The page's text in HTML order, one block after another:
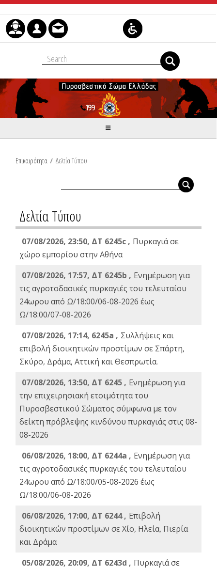
Μετάβαση στο περιεχόμενο
Επικαιρότητα / Δελτία Τύπου
Δελτία Τύπου
07/08/2026, 23:50, ΔΤ 6245c , Πυρκαγιά σε
χώρο εμπορίου στην Αθήνα
07/08/2026, 17:57, ΔΤ 6245b , Ενημέρωση για
τις αγροτοδασικές πυρκαγιές του τελευταίου
24ωρου από Ω/18:00/06-08-2026 έως
Ω/18:00/07-08-2026
07/08/2026, 17:14, 6245a , Συλλήψεις και
επιβολή διοικητικών προστίμων σε Σπάρτη,
Σκύρο, Δράμα, Αττική και Θεσπρωτία.
07/08/2026, 13:50, ΔΤ 6245 , Ενημέρωση για
την επιχειρησιακή ετοιμότητα του
Πυροσβεστικού Σώματος σύμφωνα με τον
δείκτη πρόβλεψης κινδύνου πυρκαγιάς στις 08-
08-2026
06/08/2026, 18:00, ΔΤ 6244a , Ενημέρωση για
τις αγροτοδασικές πυρκαγιές του τελευταίου
24ωρου από Ω/18:00/05-08-2026 έως
Ω/18:00/06-08-2026
06/08/2026, 17:00, ΔΤ 6244 , Επιβολή
διοικητικών προστίμων σε Χίο, Ηλεία, Πιερία
και Δράμα
05/08/2026, 20:09, ΔΤ 6243d , Πυρκαγιά σε